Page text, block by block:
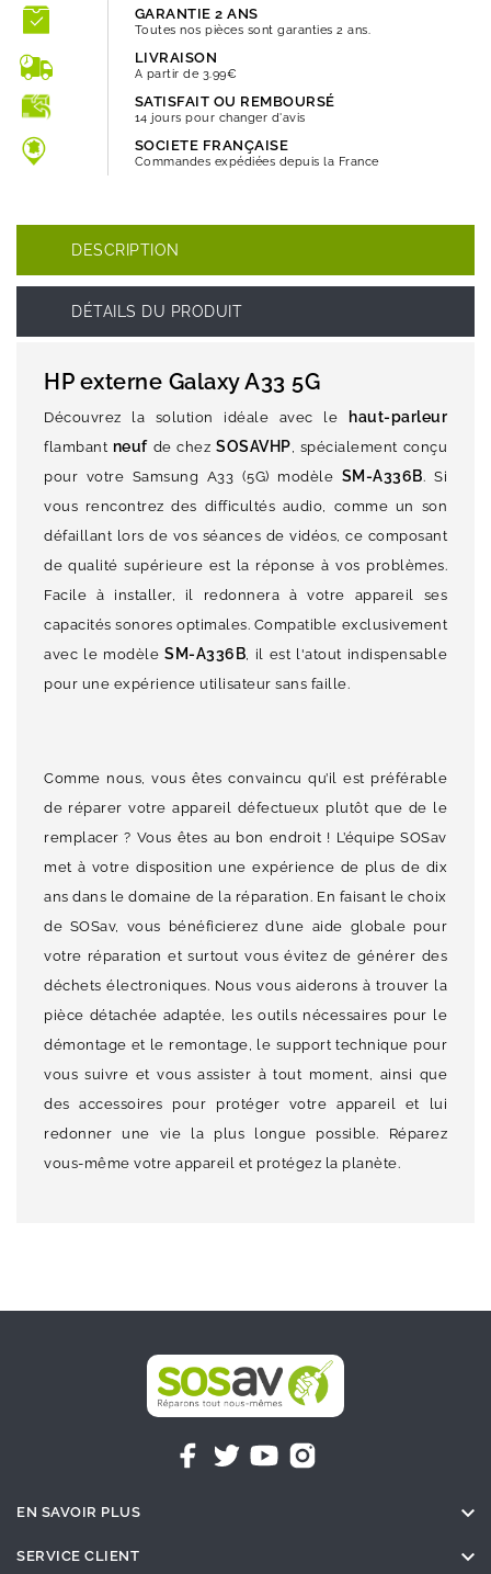
GARANTIE 2 ANS
Toutes nos pièces sont garanties 2 ans.
LIVRAISON
A partir de 3.99€
SATISFAIT OU REMBOURSÉ
14 jours pour changer d'avis
SOCIETE FRANÇAISE
Commandes expédiées depuis la France
DESCRIPTION
DÉTAILS DU PRODUIT
HP externe Galaxy A33 5G
Découvrez la solution idéale avec le haut-parleur
flambant neuf de chez SOSAVHP, spécialement conçu
pour votre Samsung A33 (5G) modèle SM-A336B. Si
vous rencontrez des difficultés audio, comme un son
défaillant lors de vos séances de vidéos, ce composant
de qualité supérieure est la réponse à vos problèmes.
Facile à installer, il redonnera à votre appareil ses
capacités sonores optimales. Compatible exclusivement
avec le modèle SM-A336B, il est l'atout indispensable
pour une expérience utilisateur sans faille.
Comme nous, vous êtes convaincu qu’il est préférable
de réparer votre appareil défectueux plutôt que de le
remplacer ? Vous êtes au bon endroit ! L’équipe SOSav
met à votre disposition une expérience de plus de dix
ans dans le domaine de la réparation. En faisant le choix
de SOSav, vous bénéficierez d’une aide globale pour
votre réparation et surtout vous évitez de générer des
déchets électroniques. Nous vous aiderons à trouver la
pièce détachée adaptée, les outils nécessaires pour le
démontage et le remontage, le support technique pour
vous suivre et vous assister à tout moment, ainsi que
des accessoires pour protéger votre appareil et lui
redonner une vie la plus longue possible. Réparez
vous-même votre appareil et protégez la planète.
EN SAVOIR PLUS 
SERVICE CLIENT 